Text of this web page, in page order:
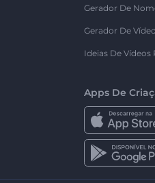
Gerador De
Gerador De
Ideias De Vídeos
Apps De